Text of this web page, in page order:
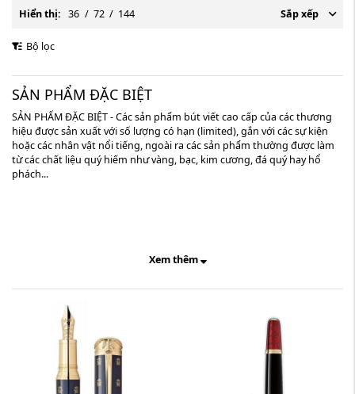
Hiển thị: 36 / 72 / 144 Sắp xếp
Bộ lọc
SẢN PHẨM ĐẶC BIỆT
SẢN PHẨM ĐẶC BIỆT - Các sản phẩm bút viết cao cấp của các thương
hiệu được sản xuất với số lượng có hạn (limited), gắn với các sự kiện
hoặc các nhân vật nổi tiếng, ngoài ra các sản phẩm thường được làm
từ các chất liệu quý hiếm như vàng, bạc, kim cương, đá quý hay hổ
phách...
Xem thêm